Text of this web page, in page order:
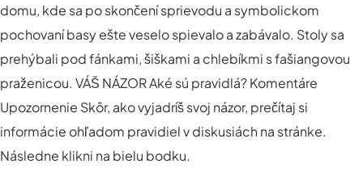
domu, kde sa po skončení sprievodu a symbolickom
pochovaní basy ešte veselo spievalo a zabávalo. Stoly sa
prehýbali pod fánkami, šiškami a chlebíkmi s fašiangovou
praženicou. VÁŠ NÁZOR Aké sú pravidlá? Komentáre
Upozornenie Skôr, ako vyjadríš svoj názor, prečítaj si
informácie ohľadom pravidiel v diskusiách na stránke.
Následne klikni na bielu bodku.